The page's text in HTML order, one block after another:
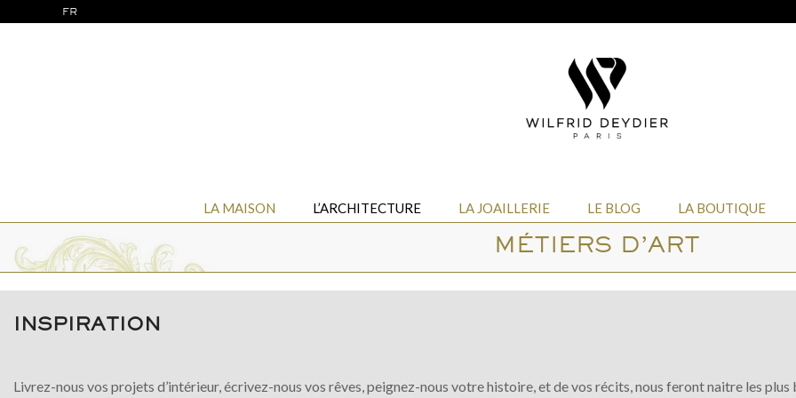
FR
LA MAISON L’ARCHITECTURE LA JOAILLERIE LE BLOG LA BOUTIQUE
MÉTIERS D’ART
INSPIRATION
Livrez-nous vos projets d’intérieur, écrivez-nous vos rêves, peignez-nous votre histoire, et de vos récits, nous feront naitre les